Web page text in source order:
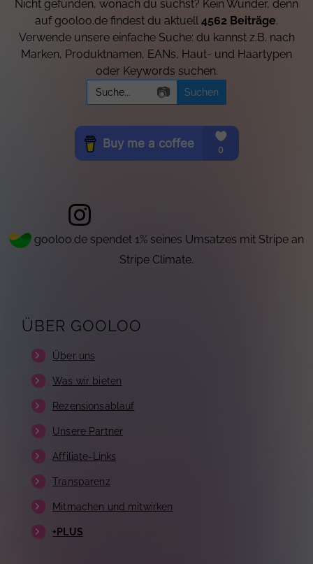
Nicht gefunden, wonach du suchst? Kein Wunder, denn
auf gooloo.de findest du aktuell 4562 Beiträge.
Verwende unsere einfache Suche: du kannst z.B. nach
Marken, Produktnamen, EANs, Haut- und Haartypen
oder Keywords suchen.
Search
for:
📷
gooloo.de spendet 1% seines Umsatzes mit Stripe an
Stripe Climate.
ÜBER GOOLOO
Über uns
Was wir bieten
Rezensionsablauf
Unsere Partner
Affiliate-Links
Transparenz
Mitmachen und mitwirken
+PLUS